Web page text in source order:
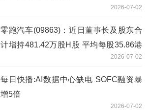
2026-07-02
零跑汽车(09863)：近日董事长及股东合
计增持481.42万股H股 平均每股35.86港
2026-07-02
每日快播:AI数据中心缺电 SOFC融资暴
增5倍
2026-07-02